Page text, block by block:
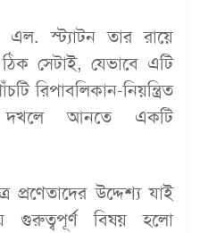
স্ট্যাটন তার রায়ে
সেটাই, যেভাবে এটি
রিপাবলিকান-নিয়ন্ত্রিত
দখলে আনতে একটি
উদ্দেশ্য যাই
গুরুত্বপূর্ণ বিষয় হলো